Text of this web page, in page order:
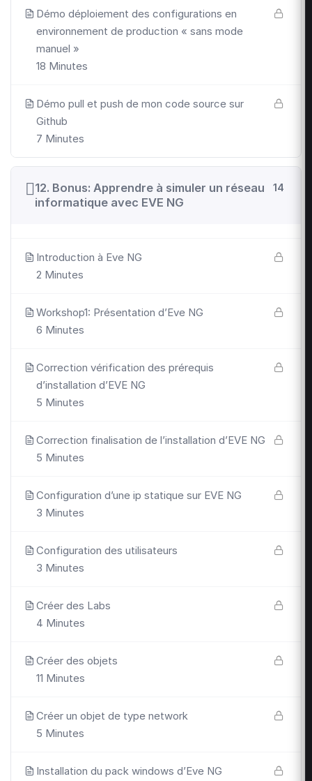
Démo déploiement des configurations en
environnement de production « sans mode
manuel »
18 Minutes
Démo pull et push de mon code source sur
Github
7 Minutes
12. Bonus: Apprendre à simuler un réseau
informatique avec EVE NG
14
Introduction à Eve NG
2 Minutes
Workshop1: Présentation d’Eve NG
6 Minutes
Correction vérification des prérequis
d’installation d’EVE NG
5 Minutes
Correction finalisation de l’installation d’EVE NG
5 Minutes
Configuration d’une ip statique sur EVE NG
3 Minutes
Configuration des utilisateurs
3 Minutes
Créer des Labs
4 Minutes
Créer des objets
11 Minutes
Créer un objet de type network
5 Minutes
Installation du pack windows d’Eve NG